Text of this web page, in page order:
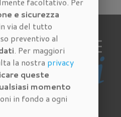
e sicurezza
via del tutto
preventivo al
. Per maggiori
la nostra privacy
queste
momento
in fondo a ogni